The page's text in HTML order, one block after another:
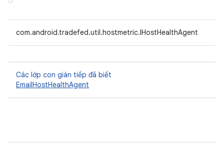
com.android.tradefed.util.hostmetric.IHostHealthAgent
Các lớp con gián tiếp đã biết
EmailHostHealthAgent